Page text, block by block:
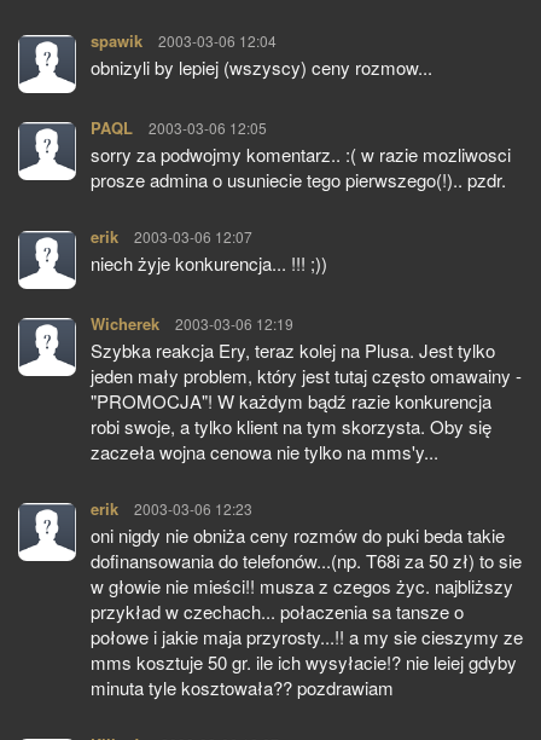
spawik pisze:
2003-03-06 12:04
obnizyli by lepiej (wszyscy) ceny rozmow...
PAQL pisze:
2003-03-06 12:05
sorry za podwojmy komentarz.. :( w razie mozliwosci
prosze admina o usuniecie tego pierwszego(!).. pzdr.
erik pisze:
2003-03-06 12:07
niech żyje konkurencja... !!! ;))
Wicherek pisze:
2003-03-06 12:19
Szybka reakcja Ery, teraz kolej na Plusa. Jest tylko
jeden mały problem, który jest tutaj często omawainy -
"PROMOCJA"! W każdym bądź razie konkurencja
robi swoje, a tylko klient na tym skorzysta. Oby się
zaczeła wojna cenowa nie tylko na mms'y...
erik pisze:
2003-03-06 12:23
oni nigdy nie obniża ceny rozmów do puki beda takie
dofinansowania do telefonów...(np. T68i za 50 zł) to sie
w głowie nie mieści!! musza z czegos życ. najbliższy
przykład w czechach... połaczenia sa tansze o
połowe i jakie maja przyrosty...!! a my sie cieszymy ze
mms kosztuje 50 gr. ile ich wysyłacie!? nie leiej gdyby
minuta tyle kosztowała?? pozdrawiam